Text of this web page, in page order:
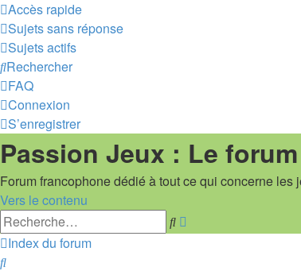
Accès rapide
Sujets sans réponse
Sujets actifs
Rechercher
FAQ
Connexion
S’enregistrer
Passion Jeux : Le
Forum francophone dédié à tout ce qui concerne
Vers le contenu
Rechercher
avancée
Index du forum
Rechercher